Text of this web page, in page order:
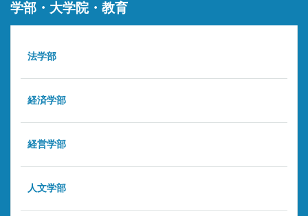
学部・大学院・教育
法学部
経済学部
経営学部
人文学部